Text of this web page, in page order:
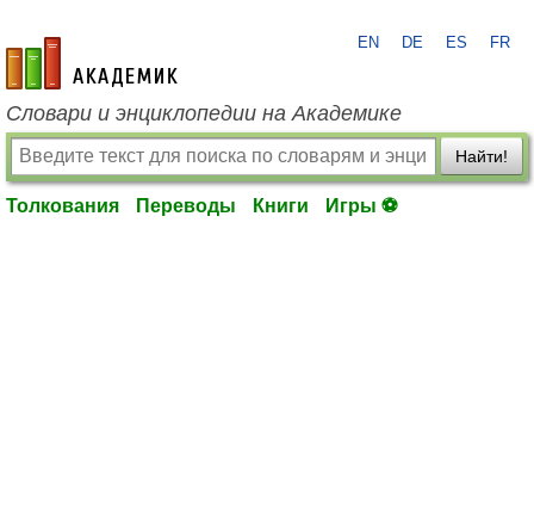
academic.ru
EN DE ES FR
Словари и энциклопедии на Академике
Найти!
Толкования Переводы Книги Игры ⚽